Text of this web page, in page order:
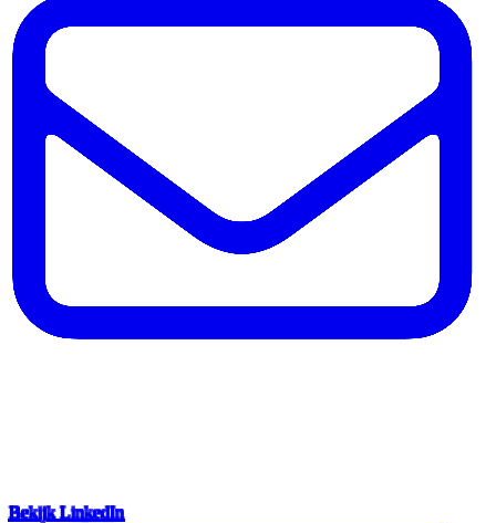
Bekijk LinkedIn